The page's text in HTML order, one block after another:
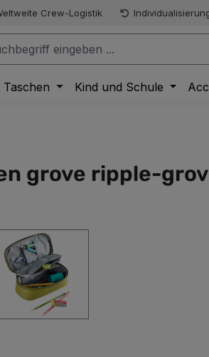
Crew-Logistik
Taschen Kind und Schule
grove ripple-